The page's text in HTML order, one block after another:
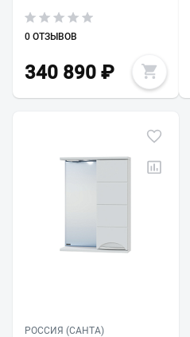
0 ОТЗЫВОВ
340 890 ₽
РОССИЯ (САНТА)